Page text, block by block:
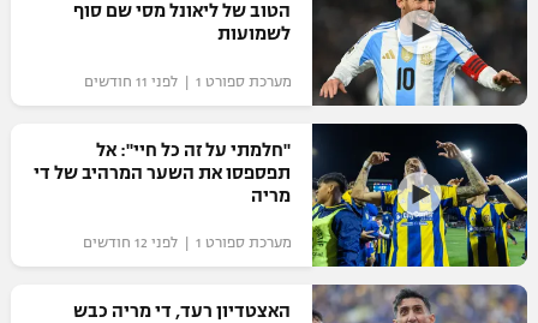
הטוב של ליאונל מסי שם סוף
לשמועות
מערכת ספורט 1 | לפני 11 חודשים
"חלמתי על זה כל חיי": אל
תפספסו את השער המרהיב של די
מריה
מערכת ספורט 1 | לפני 12 חודשים
האצטדיון רעד, די מריה כבש